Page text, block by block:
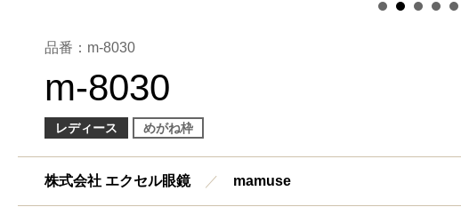
品番：m-8030
m-8030
レディース めがね枠
株式会社 エクセル眼鏡／ mamuse